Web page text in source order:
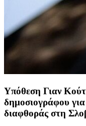
Υπόθεση Γιαν
δημοσιογράφου
διαφθοράς στη